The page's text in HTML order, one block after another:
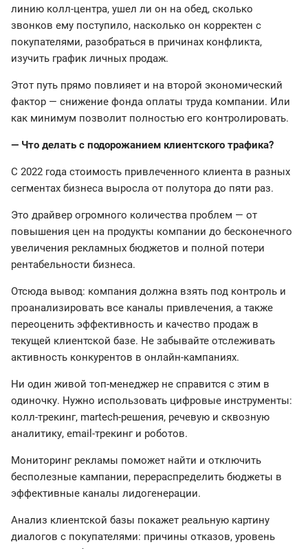
линию колл-центра, ушел ли он на обед, сколько
звонков ему поступило, насколько он корректен с
покупателями, разобраться в причинах конфликта,
изучить график личных продаж.
Этот путь прямо повлияет и на второй экономический
фактор — снижение фонда оплаты труда компании. Или
как минимум позволит полностью его контролировать.
— Что делать с подорожанием клиентского трафика?
С 2022 года стоимость привлеченного клиента в разных
сегментах бизнеса выросла от полутора до пяти раз.
Это драйвер огромного количества проблем — от
повышения цен на продукты компании до бесконечного
увеличения рекламных бюджетов и полной потери
рентабельности бизнеса.
Отсюда вывод: компания должна взять под контроль и
проанализировать все каналы привлечения, а также
переоценить эффективность и качество продаж в
текущей клиентской базе. Не забывайте отслеживать
активность конкурентов в онлайн-кампаниях.
Ни один живой топ-менеджер не справится с этим в
одиночку. Нужно использовать цифровые инструменты:
колл-трекинг, martech-решения, речевую и сквозную
аналитику, email-трекинг и роботов.
Мониторинг рекламы поможет найти и отключить
бесполезные кампании, перераспределить бюджеты в
эффективные каналы лидогенерации.
Анализ клиентской базы покажет реальную картину
диалогов с покупателями: причины отказов, уровень